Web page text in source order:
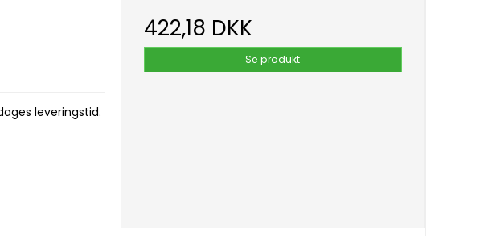
leveringstid.
422,18 DKK
Se produkt